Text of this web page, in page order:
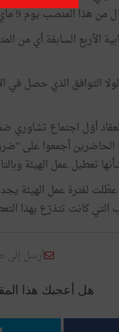
المنصب يوم 9 ماي الماضي.
الأربع السابقة أي من
التوافق الذي حصل
أوّل اجتماع
الحاضرين أجمعوا على
تعطيل عمل الهيئة
لفترة عمل الهيئة
أرسل إلى
هل أعجبك هذا